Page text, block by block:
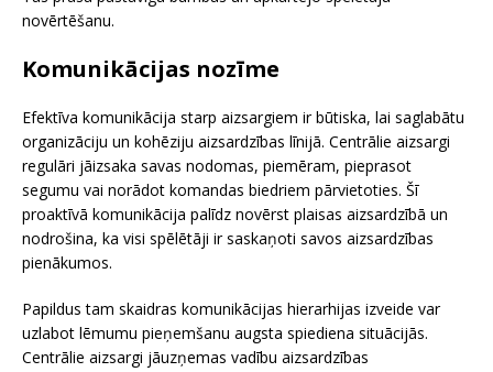
novērtēšanu.
Komunikācijas nozīme
Efektīva komunikācija starp aizsargiem ir būtiska, lai saglabātu
organizāciju un kohēziju aizsardzības līnijā. Centrālie aizsargi
regulāri jāizsaka savas nodomas, piemēram, pieprasot
segumu vai norādot komandas biedriem pārvietoties. Šī
proaktīvā komunikācija palīdz novērst plaisas aizsardzībā un
nodrošina, ka visi spēlētāji ir saskaņoti savos aizsardzības
pienākumos.
Papildus tam skaidras komunikācijas hierarhijas izveide var
uzlabot lēmumu pieņemšanu augsta spiediena situācijās.
Centrālie aizsargi jāuzņemas vadību aizsardzības